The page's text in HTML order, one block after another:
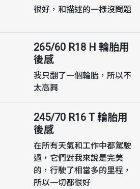
很好，和描述的一樣沒問題
265/60 R18 H 輪胎用
後感
我只翻了一個輪胎，所以不
太高興
245/70 R16 T 輪胎用
後感
在所有天氣和工作中都駕駛
過，它們對我來說是完美
的，行駛了相當多的里程，
所以一切都很好